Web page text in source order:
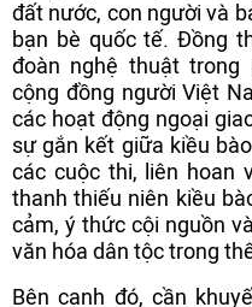
đất nước, con người và
bạn bè quốc tế. Đồng
đoàn nghệ thuật
cộng đồng người Việt
các hoạt động ngoại
sự gắn kết giữa kiều
các cuộc thi, liên hoan
thanh thiếu niên kiều
cảm, ý thức cội nguồn
văn hóa dân tộc trong
Bên cạnh đó, cần